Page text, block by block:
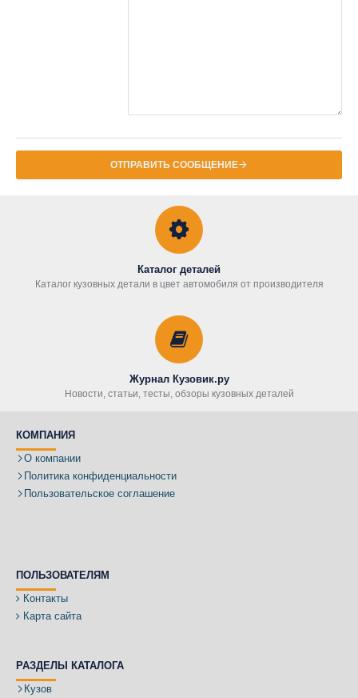
ОТПРАВИТЬ СООБЩЕНИЕ
Каталог деталей
Каталог кузовных детали в цвет автомобиля от производителя
Журнал Кузовик.ру
Новости, статьи, тесты, обзоры кузовных деталей
КОМПАНИЯ
О компании
Политика конфиденциальности
Пользовательское соглашение
ПОЛЬЗОВАТЕЛЯМ
Контакты
Карта сайта
РАЗДЕЛЫ КАТАЛОГА
Кузов